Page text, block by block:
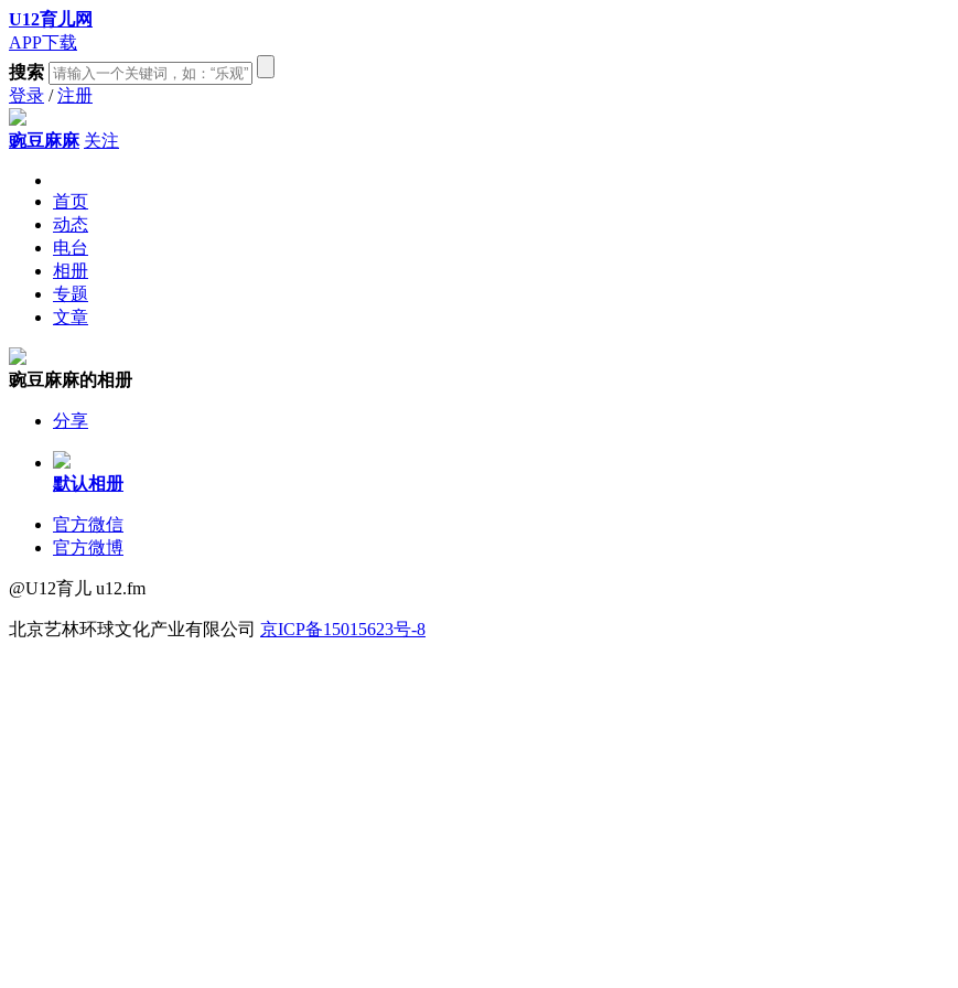
U12育儿网
APP下载
搜索
登录 /注册
豌豆麻麻 关注
首页
动态
电台
相册
专题
文章
豌豆麻麻的相册
分享
默认相册
官方微信
官方微博
@U12育儿 u12.fm
北京艺林环球文化产业有限公司 京ICP备15015623号-8